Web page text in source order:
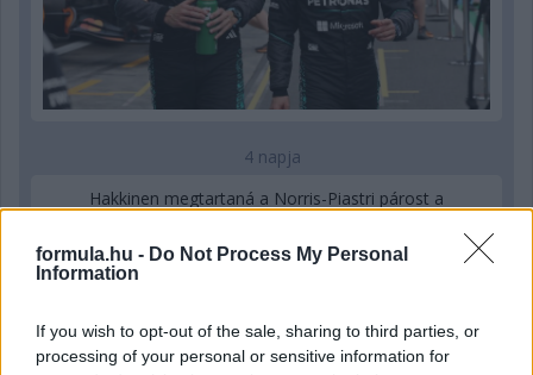
formula.hu - Do Not Process My Personal
Information
If you wish to opt-out of the sale, sharing to third parties, or
processing of your personal or sensitive information for
4 napja
Hakkinen megtartaná a Norris-Piastri párost a